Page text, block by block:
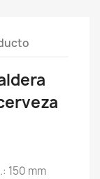
150 mm